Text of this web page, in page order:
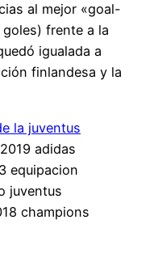
al mejor «goal-
frente a la
igualada a
finlandesa y la